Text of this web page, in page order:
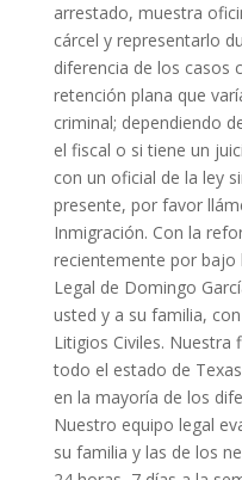
arrestado, muestra
cárcel y representarlo
diferencia de los casos
retención plana que
criminal; dependiendo
el fiscal o si tiene un
con un oficial de la ley
presente, por favor
Inmigración. Con la
recientemente por bajo
Legal de Domingo
usted y a su familia,
Litigios Civiles.
todo el estado de
en la mayoría de los
Nuestro equipo legal
su familia y las de los